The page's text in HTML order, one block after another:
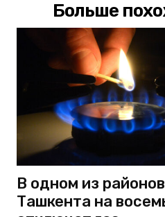
Больше
В одном из районов
Ташкента на